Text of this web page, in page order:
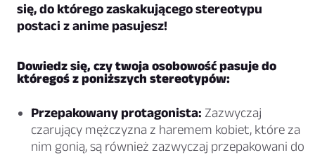
się, do którego zaskakującego stereotypu
postaci z anime pasujesz!
Dowiedz się, czy twoja osobowość pasuje do
któregoś z poniższych stereotypów:
Przepakowany protagonista: Zazwyczaj
czarujący mężczyzna z haremem kobiet, które za
nim gonią, są również zazwyczaj przepakowani do